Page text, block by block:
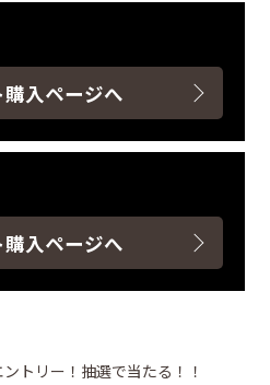
入ページへ
入ページへ
トリー！抽選で当たる！！